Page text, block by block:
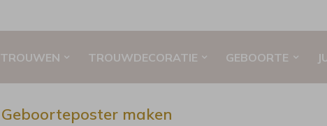
TROUWEN TROUWDECORATIE GEBOORTE
Geboorteposter maken